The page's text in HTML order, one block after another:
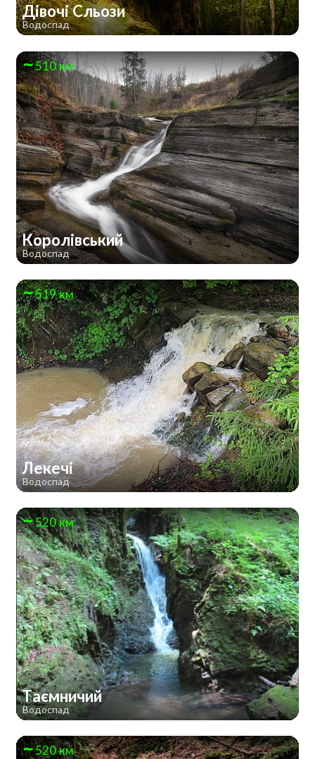
Дівочі Сльози
Водоспад
510 км
Королівський
Водоспад
519 км
Лекечі
Водоспад
520 км
Таємничий
Водоспад
520 км